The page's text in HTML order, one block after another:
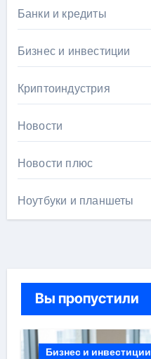
Банки и кредиты
Бизнес и инвестиции
Криптоиндустрия
Новости
Новости плюс
Ноутбуки и планшеты
Вы пропустили
Бизнес и инвестиции